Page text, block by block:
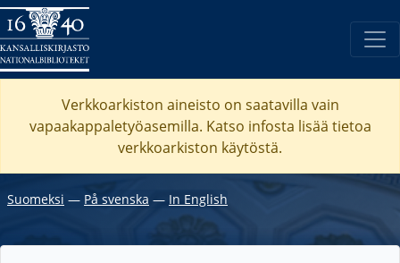
Verkkoarkiston aineisto on saatavilla vain
vapaakappaletyöasemilla. Katso infosta lisää tietoa
verkkoarkiston käytöstä.
Suomeksi ― På svenska ― In English